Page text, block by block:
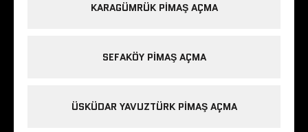
KARAGÜMRÜK PIMAŞ AÇMA
SEFAKÖY PIMAŞ AÇMA
ÜSKÜDAR YAVUZTÜRK PIMAŞ AÇMA